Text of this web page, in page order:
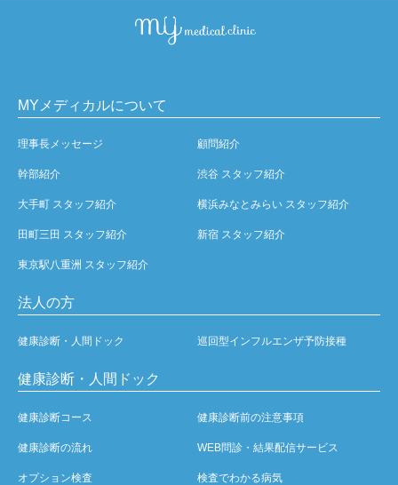
MYメディカルについて
理事長メッセージ 顧問紹介
幹部紹介 渋谷 スタッフ紹介
大手町 スタッフ紹介 横浜みなとみらい スタッフ紹介
田町三田 スタッフ紹介 新宿 スタッフ紹介
東京駅八重洲 スタッフ紹介
法人の方
健康診断・人間ドック 巡回型インフルエンザ予防接種
健康診断・人間ドック
健康診断コース 健康診断前の注意事項
健康診断の流れ WEB問診・結果配信サービス
オプション検査 検査でわかる病気